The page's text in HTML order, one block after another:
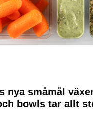
nya småmål
bowls tar allt